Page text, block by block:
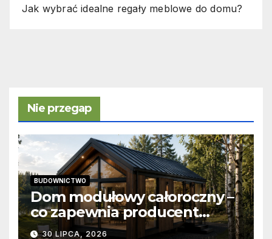
Jak wybrać idealne regały meblowe do domu?
Nie przegap
BUDOWNICTWO
Dom modułowy całoroczny –
co zapewnia producent
domów modułowych?
30 LIPCA, 2026